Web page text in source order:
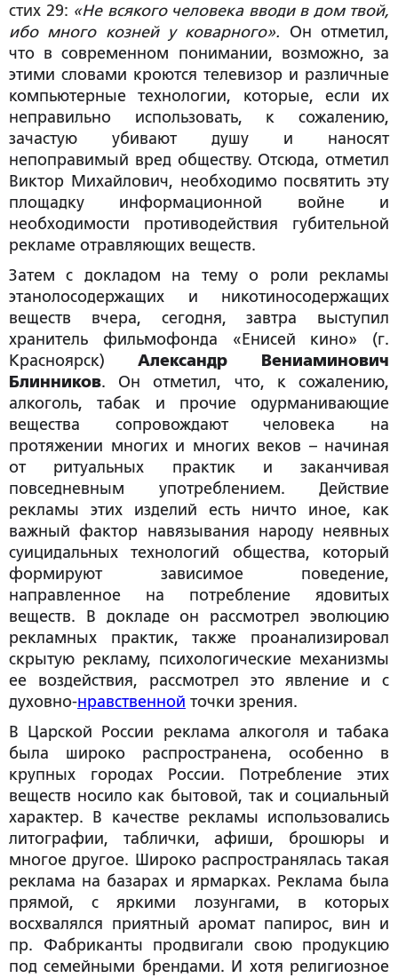
стих 29: «Не всякого человека вводи в дом твой,
ибо много козней у коварного». Он отметил,
что в современном понимании, возможно, за
этими словами кроются телевизор и различные
компьютерные технологии, которые, если их
неправильно использовать, к сожалению,
зачастую убивают душу и наносят
непоправимый вред обществу. Отсюда, отметил
Виктор Михайлович, необходимо посвятить эту
площадку информационной войне и
необходимости противодействия губительной
рекламе отравляющих веществ.
Затем с докладом на тему о роли рекламы
этанолосодержащих и никотиносодержащих
веществ вчера, сегодня, завтра выступил
хранитель фильмофонда «Енисей кино»
(г.
Красноярск)
Александр Вениаминович
Блинников. Он отметил, что, к сожалению,
алкоголь, табак и прочие одурманивающие
вещества сопровождают человека на
протяжении многих и многих веков – начиная
от ритуальных практик и заканчивая
повседневным употреблением. Действие
рекламы этих изделий есть ничто иное, как
важный фактор навязывания народу неявных
суицидальных технологий общества, который
формируют зависимое поведение,
направленное на потребление ядовитых
веществ. В докладе он рассмотрел эволюцию
рекламных практик, также проанализировал
скрытую рекламу, психологические механизмы
ее воздействия, рассмотрел это явление и с
духовно-нравственной точки зрения.
В Царской России реклама алкоголя и табака
была широко распространена, особенно в
крупных городах России. Потребление этих
веществ носило как бытовой, так и социальный
характер. В качестве рекламы использовались
литографии, таблички, афиши, брошюры и
многое другое. Широко распространялась такая
реклама на базарах и ярмарках. Реклама была
прямой, с яркими лозунгами, в которых
восхвалялся приятный аромат папирос, вин и
пр. Фабриканты продвигали свою продукцию
под семейными брендами. И хотя религиозное